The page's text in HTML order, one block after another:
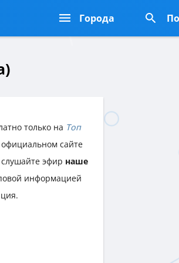
Города
только на Топ
сайте
эфир наше
информацией